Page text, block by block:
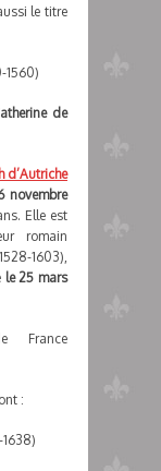
le titre
1560)
de
d’Autriche
novembre
Elle est
romain
1603),
le 25 mars
France
: